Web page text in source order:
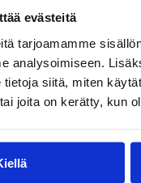
evästeitä
tarjoamamme
analysoimiseen.
tietoja siitä, miten
joita on kerätty, kun